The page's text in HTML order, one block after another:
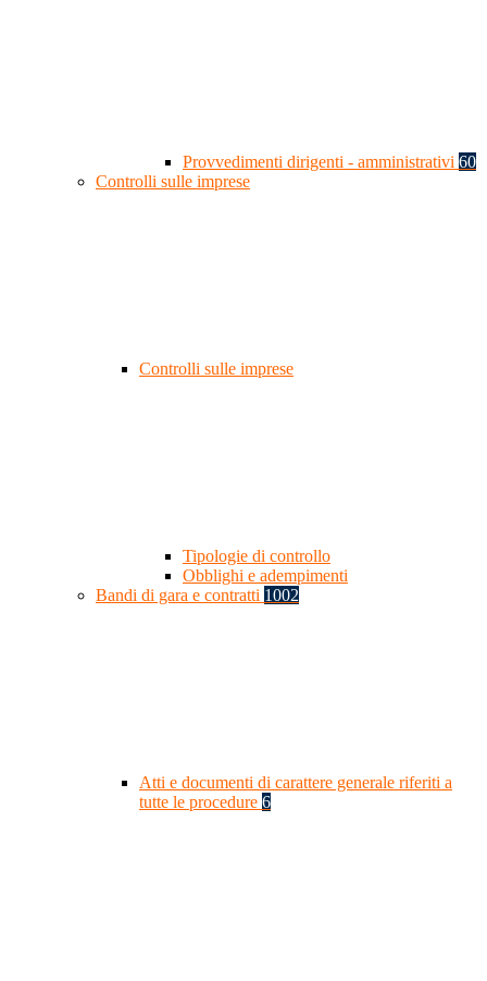
Provvedimenti dirigenti - amministrativi 60
Controlli sulle imprese
Controlli sulle imprese
Tipologie di controllo
Obblighi e adempimenti
Bandi di gara e contratti 1002
Atti e documenti di carattere generale riferiti a
tutte le procedure 6